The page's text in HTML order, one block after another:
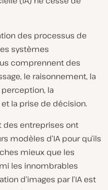
des processus de
systèmes
comprennent des
le raisonnement, la
la
et la prise de décision.
des entreprises ont
modèles d’IA pour qu’ils
mieux que les
les innombrables
d’images par l’IA est